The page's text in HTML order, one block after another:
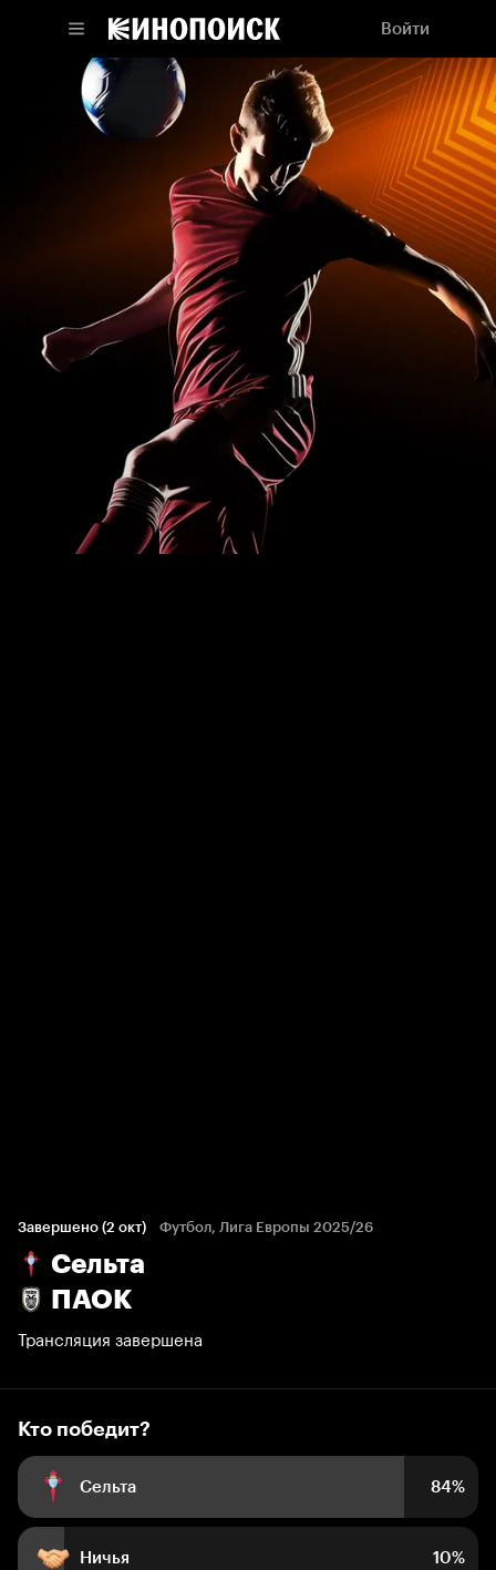
Войти
Завершено (2 окт) Футбол, Лига Европы 2025/26
Сельта
ПАОК
Трансляция завершена
84%
Кто победит?
Сельта 84%
Ничья 10%